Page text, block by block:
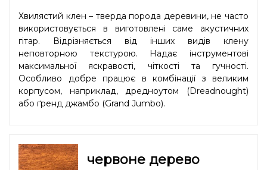
Хвилястий клен – тверда порода деревини, не часто
використовується в виготовлені саме акустичних
гітар. Відрізняється від інших видів клену
неповторною текстурою. Надає інструментові
максимальної яскравості, чіткості та гучності.
Особливо добре працює в комбінації з великим
корпусом, наприклад, дредноутом (Dreadnought)
або ґренд джамбо (Grand Jumbo).
червоне дерево